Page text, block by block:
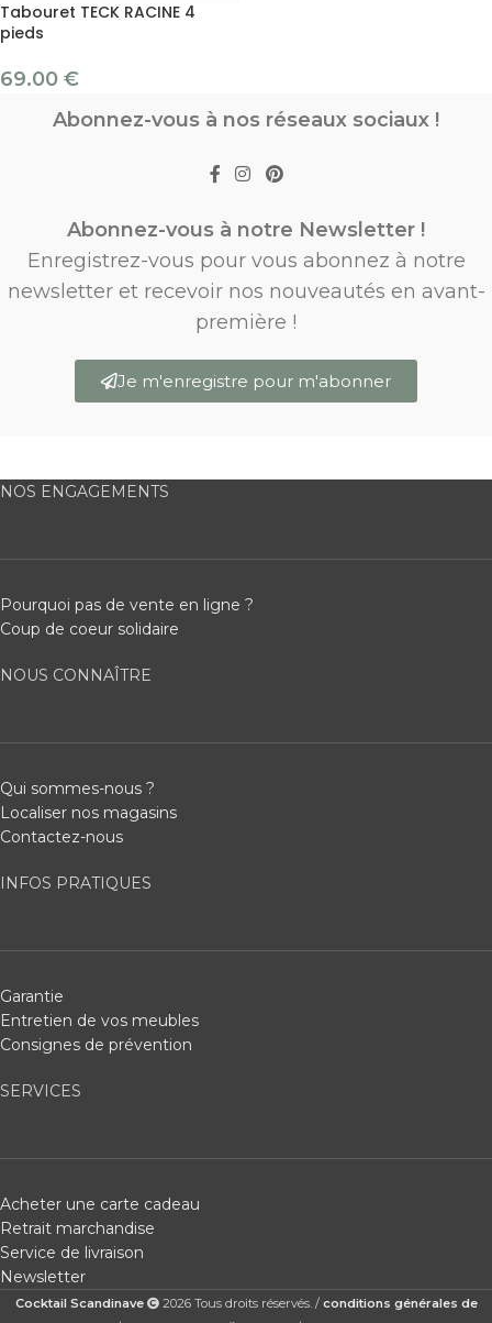
Tabouret TECK RACINE 4
pieds
69.00 €
Abonnez-vous à nos réseaux sociaux !
Abonnez-vous à notre Newsletter !
Enregistrez-vous pour vous abonnez à notre
newsletter et recevoir nos nouveautés en avant-
première !
Je m'enregistre pour m'abonner
NOS ENGAGEMENTS
Pourquoi pas de vente en ligne ?
Coup de coeur solidaire
NOUS CONNAÎTRE
Qui sommes-nous ?
Localiser nos magasins
Contactez-nous
INFOS PRATIQUES
Garantie
Entretien de vos meubles
Consignes de prévention
SERVICES
Acheter une carte cadeau
Retrait marchandise
Service de livraison
Newsletter
Cocktail Scandinave 2026 Tous droits réservés. / conditions générales de